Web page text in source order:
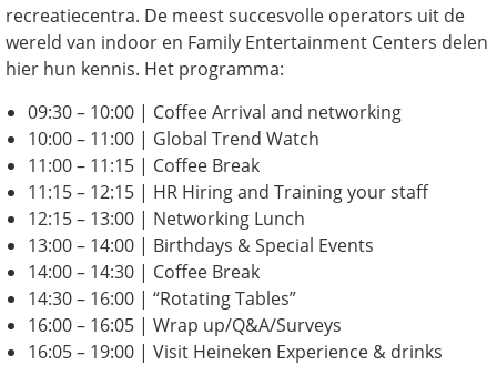
recreatiecentra. De meest succesvolle operators uit de
wereld van indoor en Family Entertainment Centers delen
hier hun kennis. Het programma:
09:30 – 10:00 | Coffee Arrival and networking
10:00 – 11:00 | Global Trend Watch
11:00 – 11:15 | Coffee Break
11:15 – 12:15 | HR Hiring and Training your staff
12:15 – 13:00 | Networking Lunch
13:00 – 14:00 | Birthdays & Special Events
14:00 – 14:30 | Coffee Break
14:30 – 16:00 | “Rotating Tables”
16:00 – 16:05 | Wrap up/Q&A/Surveys
16:05 – 19:00 | Visit Heineken Experience & drinks